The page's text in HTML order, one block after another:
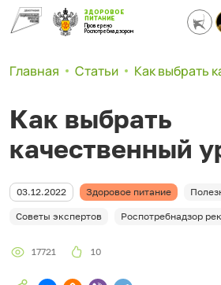
ЗДОРОВОЕ
ПИТАНИЕ
Проверено
Роспотребнадзором
Главная Статьи Как выбрать
Как выбрать
качественный
03.12.2022 Здоровое питание
Советы экспертов Роспотребнадзор
17721 10